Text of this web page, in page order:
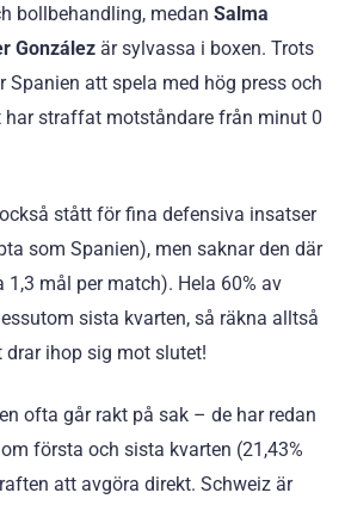
bollbehandling, medan Salma
González är sylvassa i boxen. Trots
att spela med hög press och
har straffat motståndare från minut 0
stått för fina defensiva insatser
som Spanien), men saknar den där
mål per match). Hela 60% av
sista kvarten, så räkna alltså
drar ihop sig mot slutet!
ofta går rakt på sak – de har redan
första och sista kvarten (21,43%
att avgöra direkt. Schweiz är